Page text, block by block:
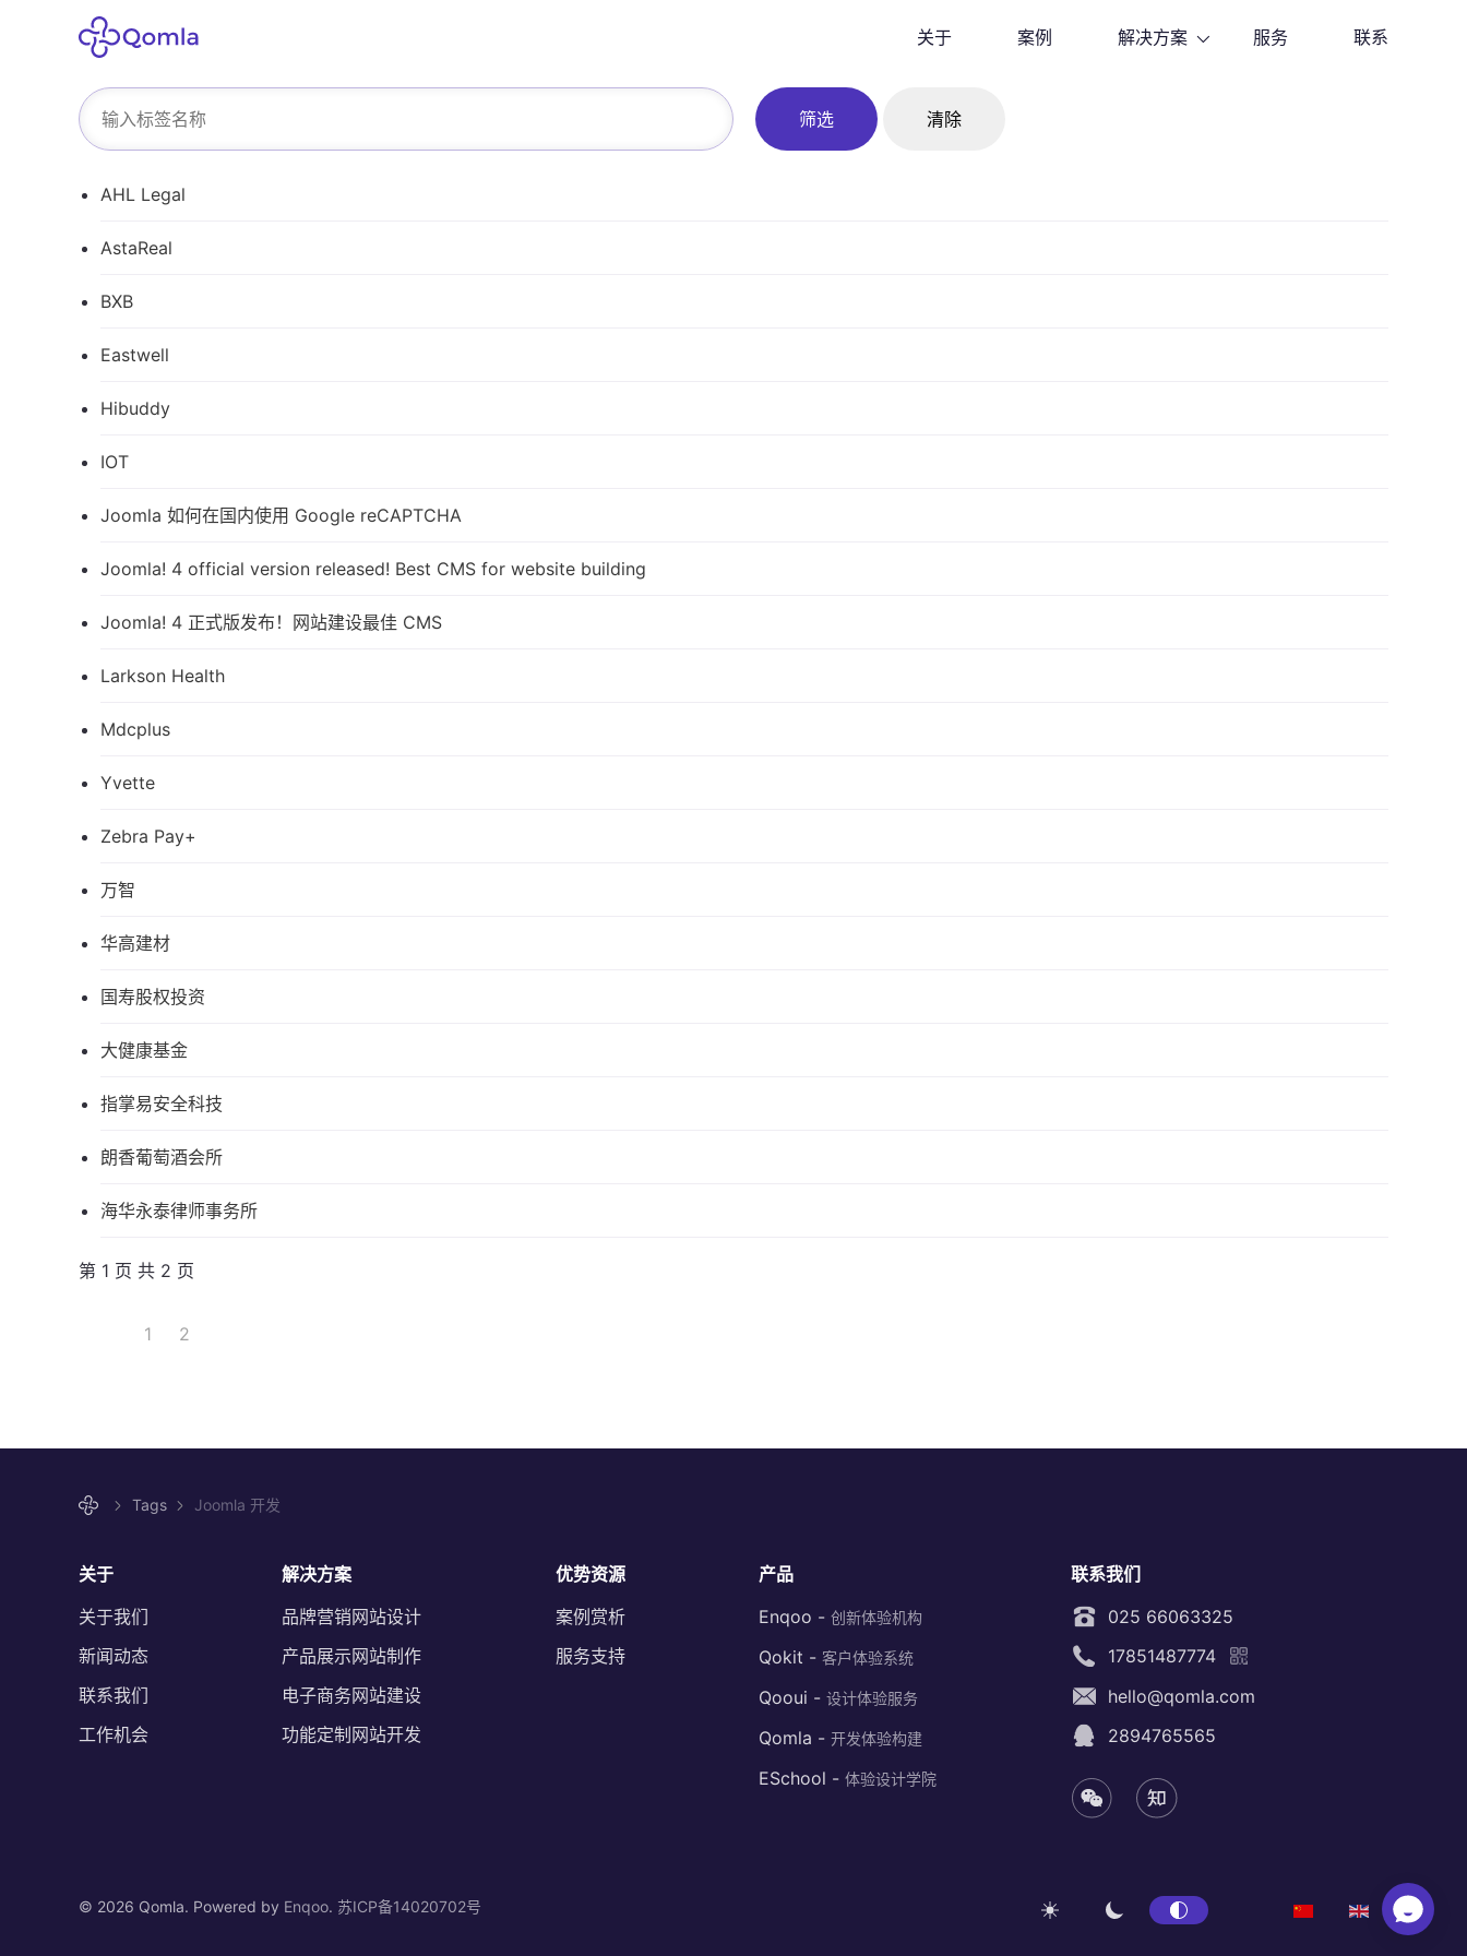
关于 案例 解决方案 服务 联系
筛选 清除
AHL Legal
AstaReal
BXB
Eastwell
Hibuddy
IOT
Joomla 如何在国内使用 Google reCAPTCHA
Joomla! 4 official version released! Best CMS for website building
Joomla! 4 正式版发布！网站建设最佳 CMS
Larkson Health
Mdcplus
Yvette
Zebra Pay+
万智
华高建材
国寿股权投资
大健康基金
指掌易安全科技
朗香葡萄酒会所
海华永泰律师事务所
第 1 页 共 2 页
1 2
Tags Joomla 开发
关于
关于我们
新闻动态
联系我们
工作机会
解决方案
品牌营销网站设计
产品展示网站制作
电子商务网站建设
功能定制网站开发
优势资源
案例赏析
服务支持
产品
Enqoo -创新体验机构
Qokit -客户体验系统
Qooui -设计体验服务
Qomla -开发体验构建
ESchool -体验设计学院
联系我们
025 66063325
17851487774
hello@qomla.com
2894765565
© 2026 Qomla. Powered by Enqoo. 苏ICP备14020702号